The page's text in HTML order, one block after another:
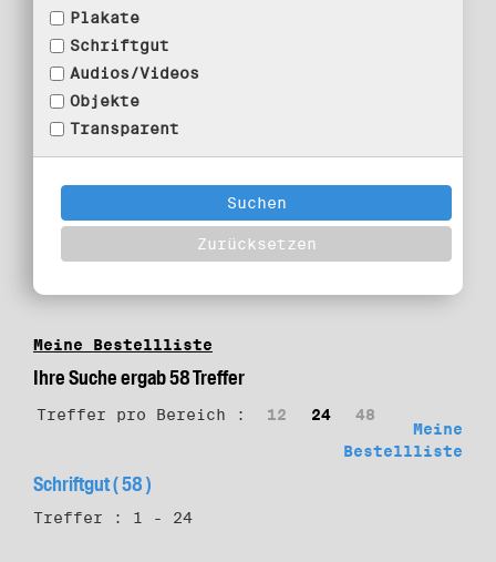
Plakate
Schriftgut
Audios/Videos
Objekte
Transparent
Meine Bestellliste
Ihre Suche ergab 58 Treffer
Treffer pro Bereich : 12 24
48
Meine
Bestellliste
Schriftgut ( 58 )
Treffer : 1 - 24